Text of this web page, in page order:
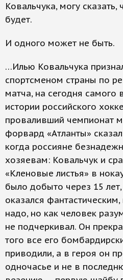
Ковальчука, могу
будет.
И одного может не быть.
…Илью Ковальчука
спортсменом страны по
матча, на сегодня
истории российского
проваливший чемпионат
форвард «Атланты»
когда россияне
хозяевам: Ковальчук и
«Кленовые листья» в
было добыто через 15
оказался
надо, но как человек
не подчеркивал. Он
того все его
приводили, а в героя он
одночасье и не в